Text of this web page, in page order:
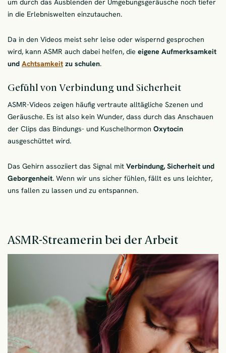
um durch das Ausblenden der Umgebungsgeräusche noch tiefer
in die Erlebniswelten einzutauchen.
Da in den Videos meist sehr leise oder wispernd gesprochen
wird, kann ASMR auch dabei helfen, die eigene Aufmerksamkeit
und Achtsamkeit zu schulen.
Gefühl von Verbindung und Sicherheit
ASMR-Videos zeigen häufig vertraute alltägliche Szenen und
Geräusche. Es ist also kein Wunder, dass durch das Anschauen
der Clips das Bindungs- und Kuschelhormon Oxytocin
ausgeschüttet wird.
Das Gehirn assoziiert das Signal mit Verbindung, Sicherheit und
Geborgenheit. Wenn wir uns sicher fühlen, fällt es uns leichter,
uns fallen zu lassen und zu entspannen.
ASMR-Streamerin bei der Arbeit